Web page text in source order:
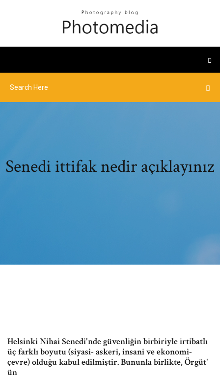
Senedi ittifak nedir açıklayınız
Helsinki Nihai Senedi'nde güvenliğin birbiriyle irtibatlı
üç farklı boyutu (siyasi- askeri, insani ve ekonomi-
çevre) olduğu kabul edilmiştir. Bununla birlikte, Örgüt'
ün